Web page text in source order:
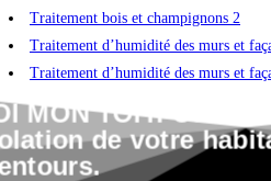
Traitement bois et champignons 2
Traitement d’humidité des murs et
Traitement d’humidité des murs et
MON TOIT:
de votre